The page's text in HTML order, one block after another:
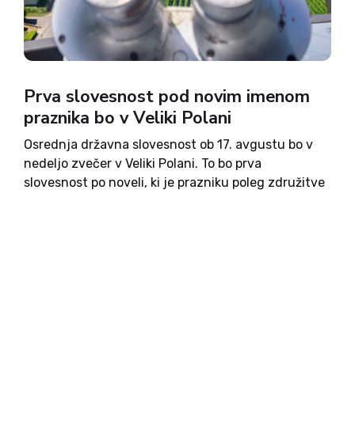
Prva slovesnost pod novim imenom
praznika bo v Veliki Polani
Osrednja državna slovesnost ob 17. avgustu bo v
nedeljo zvečer v Veliki Polani. To bo prva
slovesnost po noveli, ki je prazniku poleg združitve